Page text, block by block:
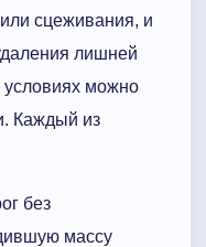
сцеживания, и
лишней
условиях можно
Каждый из
без
массу